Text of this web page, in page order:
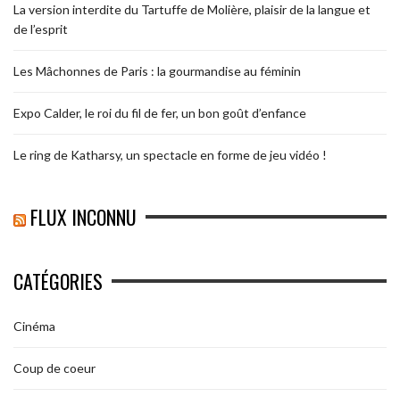
La version interdite du Tartuffe de Molière, plaisir de la langue et
de l’esprit
Les Mâchonnes de Paris : la gourmandise au féminin
Expo Calder, le roi du fil de fer, un bon goût d’enfance
Le ring de Katharsy, un spectacle en forme de jeu vidéo !
FLUX INCONNU
CATÉGORIES
Cinéma
Coup de coeur